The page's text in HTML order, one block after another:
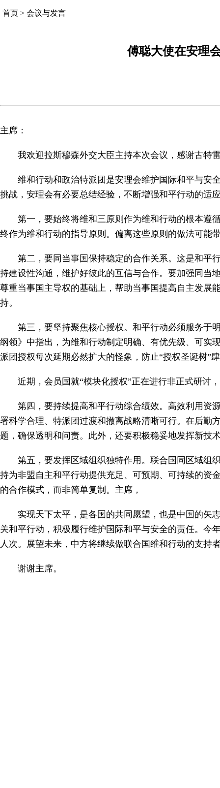
首页 > 会议与发言
傅聪大使在安理
主席：
我欢迎拉斯穆森外交大臣主持本次会议，感谢古特
维和行动和政治特派团是安理会维护国际和平与安
挑战，安理会有必要总结经验，不断增强和平行动的适
第一，要始终将维和三原则作为维和行动的根本遵
终作为维和行动的指导原则。偏离这些原则的做法可能
第二，要同当事国保持稳定的合作关系。这是和平
持建设性沟通，维护好彼此的互信与合作。要加强同当
尊重当事国主导权的基础上，帮助当事国提高自主发展
持。
第三，要坚持聚焦核心授权。和平行动必须服务于
纲领》中指出，为维和行动制定明确、有优先级、可实
派团授权每次延期必然扩大的怪象，防止“授权圣诞树”
近期，会员国就“模块化授权”正在进行非正式研讨
第四，要持续提高和平行动综合绩效。高效利用资
署科学合理、特派团过渡和撤离战略清晰可行。在后勤
题，确保透明和问责。此外，还要积极稳妥地发挥新技
第五，要发挥区域组织独特作用。联合国同区域组
持为非盟自主和平行动提供充足、可预期、可持续的资
的合作模式，而非简单复制。主席，
实现天下太平，是各国的共同愿望，也是中国的矢
关和平行动，积极履行维护国际和平与安全的责任。今
人次。展望未来，中方将继续做联合国维和行动的支持
谢谢主席。